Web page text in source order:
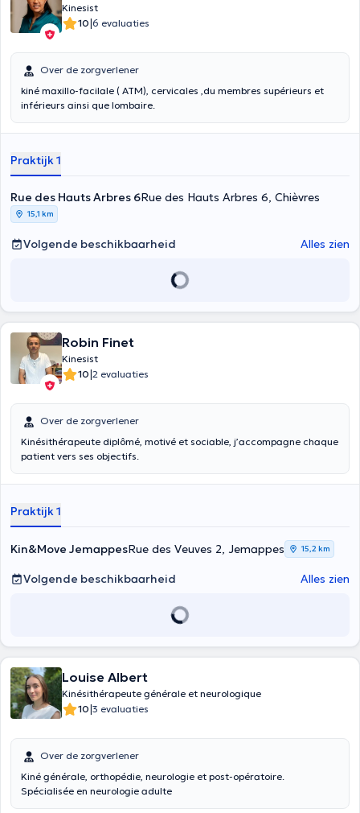
Kinesist
10|6 evaluaties
Over de zorgverlener
kiné maxillo-facilale ( ATM), cervicales ,du membres supérieurs et
inférieurs ainsi que lombaire.
Praktijk 1
Rue des Hauts Arbres 6Rue des Hauts Arbres 6, Chièvres
15,1 km
Volgende beschikbaarheid Alles zien
Robin Finet
Kinesist
10|2 evaluaties
Over de zorgverlener
Kinésithérapeute diplômé, motivé et sociable, j’accompagne chaque
patient vers ses objectifs.
Praktijk 1
Kin&Move JemappesRue des Veuves 2, Jemappes 15,2 km
Volgende beschikbaarheid Alles zien
Louise Albert
Kinésithérapeute générale et neurologique
10|3 evaluaties
Over de zorgverlener
Kiné générale, orthopédie, neurologie et post-opératoire.
Spécialisée en neurologie adulte